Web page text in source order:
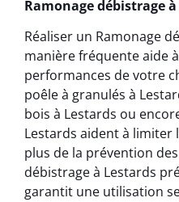
Ramonage débistrage
Réaliser un Ramonage
manière fréquente aide
performances de votre
poêle à granulés à
bois à Lestards ou
Lestards aident à limiter
plus de la prévention
débistrage à Lestards
garantit une utilisation